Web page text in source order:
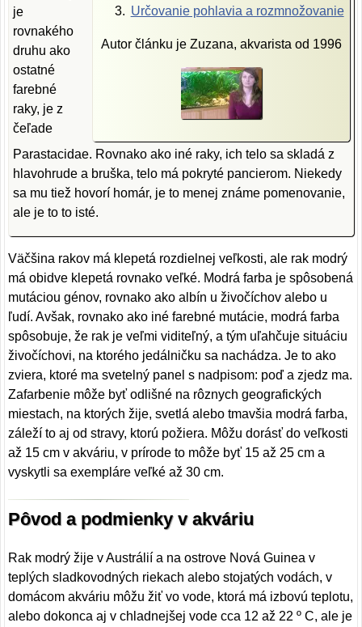
Určovanie pohlavia a rozmnožovanie
Autor článku je Zuzana, akvarista od 1996
je
rovnakého
druhu ako
ostatné
farebné
raky, je z
čeľade
Parastacidae. Rovnako ako iné raky, ich telo sa skladá z
hlavohrude a bruška, telo má pokryté pancierom. Niekedy
sa mu tiež hovorí homár, je to menej známe pomenovanie,
ale je to to isté.
Väčšina rakov má klepetá rozdielnej veľkosti, ale rak modrý
má obidve klepetá rovnako veľké. Modrá farba je spôsobená
mutáciou génov, rovnako ako albín u živočíchov alebo u
ľudí. Avšak, rovnako ako iné farebné mutácie, modrá farba
spôsobuje, že rak je veľmi viditeľný, a tým uľahčuje situáciu
živočíchovi, na ktorého jedálničku sa nachádza. Je to ako
zviera, ktoré ma svetelný panel s nadpisom: poď a zjedz ma.
Zafarbenie môže byť odlišné na rôznych geografických
miestach, na ktorých žije, svetlá alebo tmavšia modrá farba,
záleží to aj od stravy, ktorú požiera. Môžu dorásť do veľkosti
až 15 cm v akváriu, v prírode to môže byť 15 až 25 cm a
vyskytli sa exempláre veľké až 30 cm.
Pôvod a podmienky v akváriu
Rak modrý žije v Austrálií a na ostrove Nová Guinea v
teplých sladkovodných riekach alebo stojatých vodách, v
domácom akváriu môžu žiť vo vode, ktorá má izbovú teplotu,
alebo dokonca aj v chladnejšej vode cca 12 až 22 º C, ale je